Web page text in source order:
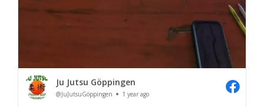
Ju Jutsu Göppingen
@JuJutsuGöppingen 1 year ago